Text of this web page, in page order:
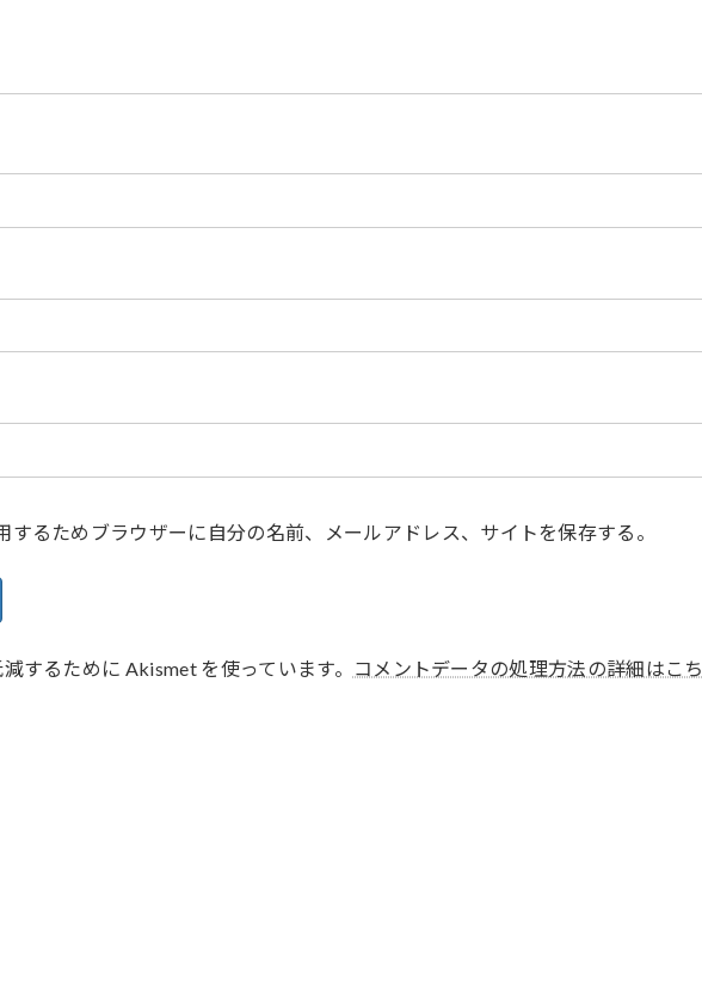
するためブラウザーに自分の名前、メールアドレス、サイトを保存する。
するために Akismet を使っています。
コメントデータの処理方法の詳細はこち